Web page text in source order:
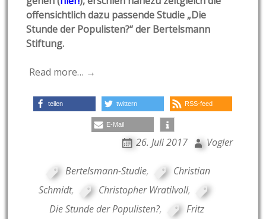
offensichtlich dazu passende Studie „Die
Stunde der Populisten?“ der Bertelsmann
Stiftung.
Read more… →
teilen twittern RSS-feed
E-Mail
26. Juli 2017 Vogler
Bertelsmann-Studie,
Christian
Schmidt, Christopher Wratilvoll,
Die Stunde der Populisten?,
Fritz